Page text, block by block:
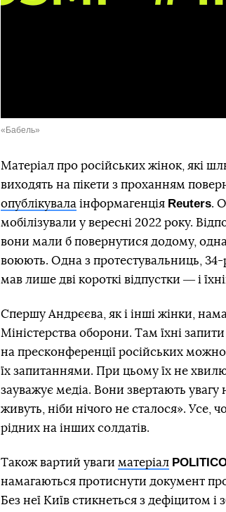
«Бабель»
Матеріал про російських жінок, які
виходять на пікети з проханням
опублікувала інформагенція Reuters.
мобілізували у вересні 2022 року.
вони мали б повернутися додому,
воюють. Одна з протестувальниць,
мав лише дві короткі відпустки ― і
Спершу Андрєєва, як і інші жінки,
Міністерства оборони. Там їхні
на пресконференції російських
їх запитаннями. При цьому їх не
зауважує медіа. Вони звертають
живуть, ніби нічого не сталося». Усе,
рідних на інших солдатів.
Також вартий уваги матеріал
намагаються протиснути документ
Без неї Київ стикнеться з дефіцитом